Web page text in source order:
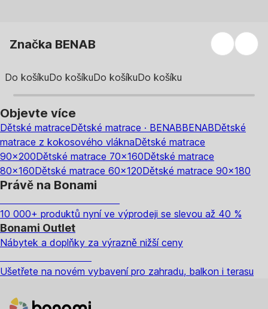
Značka BENAB
Do košíkuDo košíkuDo košíkuDo košíku
Objevte více
Dětské matraceDětské matrace · BENABBENABDětské
matrace z kokosového vláknaDětské matrace
90x200Dětské matrace 70x160Dětské matrace
80x160Dětské matrace 60x120Dětské matrace 90x180
Právě na Bonami
10 000+ produktů nyní ve výprodeji se slevou až 40 %
Bonami Outlet
Nábytek a doplňky za výrazně nižší ceny
Ušetřete na novém vybavení pro zahradu, balkon i terasu